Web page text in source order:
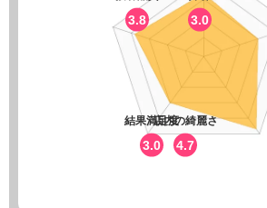
3.0
店内の綺麗さ
4.7
結果満足度
3.0
3.8